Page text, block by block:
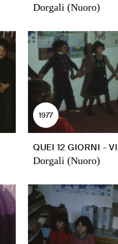
Dorgali (Nuoro)
1977
QUEI 12 GIORNI -
Dorgali (Nuoro)